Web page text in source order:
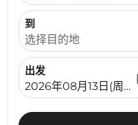
到
选择目的地
出发
fc-booking-
2026年08月13日(周四)